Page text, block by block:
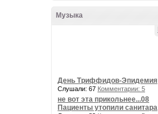
Музыка
День Триффидов-Эпидемия
Слушали: 67 Комментарии: 5
не вот эта прикольнее...08
Пациенты утопили санитара